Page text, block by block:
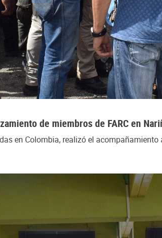
de miembros de FARC en
en Colombia, realizó el